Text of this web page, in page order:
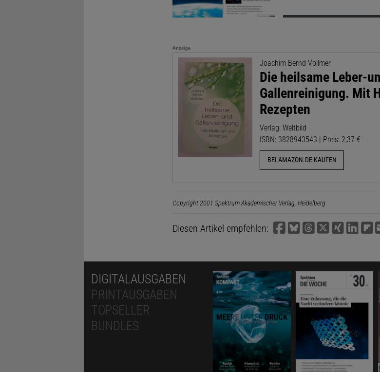
Anzeige
Joachim Bernd Vollmer
Die heilsame Leber-
Gallenreinigung. Mit
Rezepten
Verlag: Weltbild
ISBN: 3828943543 | Preis: 2,37 €
BEI AMAZON.DE KAUFEN
Copyright 2001 Spektrum Akademischer Verlag, Heidelberg
Diesen Artikel empfehlen:
DIGITALAUSGABEN
PRINTAUSGABEN
TOPSELLER
BUNDLES